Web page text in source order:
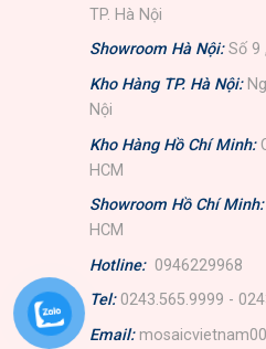
TP. Hà Nội
Showroom Hà Nội: Số 9
Kho Hàng TP. Hà Nội:
Nội
Kho Hàng Hồ Chí Minh:
HCM
Showroom Hồ Chí Minh:
HCM
Hotline: 0946229968
Tel: 0243.565.9999 -
Email: